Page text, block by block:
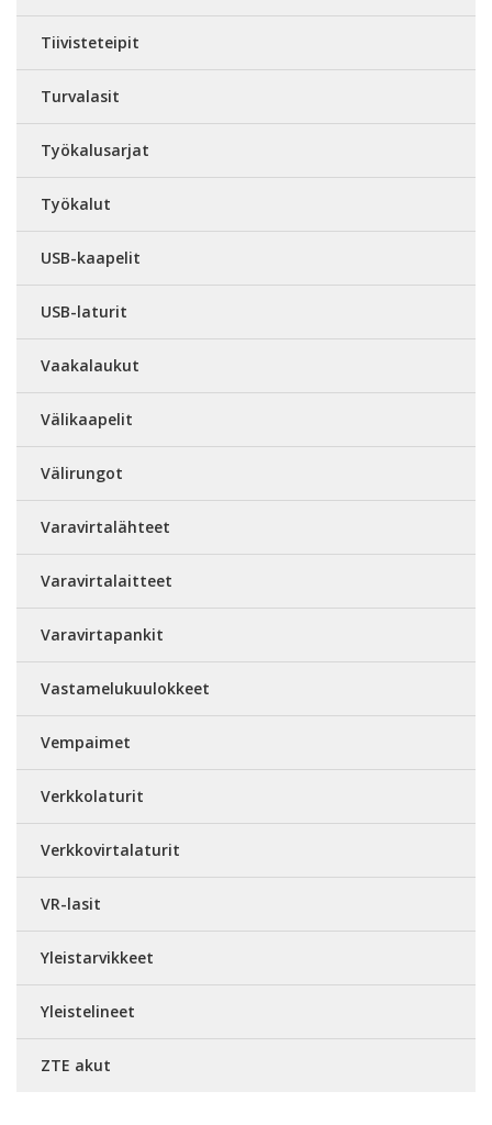
Tiivisteteipit
Turvalasit
Työkalusarjat
Työkalut
USB-kaapelit
USB-laturit
Vaakalaukut
Välikaapelit
Välirungot
Varavirtalähteet
Varavirtalaitteet
Varavirtapankit
Vastamelukuulokkeet
Vempaimet
Verkkolaturit
Verkkovirtalaturit
VR-lasit
Yleistarvikkeet
Yleistelineet
ZTE akut